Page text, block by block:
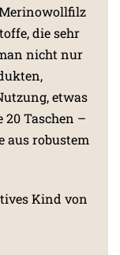
die sehr
nicht nur
etwas
Taschen –
aus robustem
Kind von